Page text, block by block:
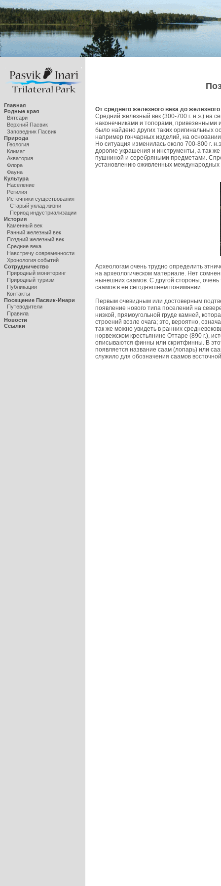
Главная
Родные края
Вятсари
Верхний Пасвик
Заповедник Пасвик
Природа
Геология
Климат
Акватория
Флора
Фауна
Культура
Население
Регилия
Источники существования
Старый уклад жизни
Период индустриализации
История
Каменный век
Ранний железный век
Поздний железный век
Средние века
Навстречу современности
Хронология событий
Сотрудничество
Природный мониторинг
Природный туризм
Публикации
Контакты
Посещение Пасвик-Инари
Путеводители
Правила
Новости
Ссылки
От среднего железного века до
Средний железный век (300-700 г. н.э.) на
наконечниками и топорами, привезенными
было найдено других таких оригинальных
например гончарных изделий, на
Но ситуация изменилась около 700-800 г.
дорогие украшения и инструменты, а так
пушниной и серебряными предметами.
установлению оживленных международных
Археологам очень трудно определить
на археологическом материале. Нет
нынешних саамов. С другой стороны, очень
саамов в ее сегодняшнем понимании.
Первым очевидным или достоверным
появление нового типа поселений на
низкой, прямоугольной груде камней,
строений возле очага; это, вероятно,
так же можно увидеть в ранних
норвежском крестьянине Оттаре (890 г.),
описываются финны или скритфинны. В
появляется название саам (лопарь) или
служило для обозначения саамов